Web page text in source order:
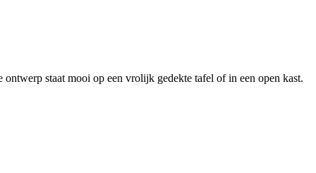
staat mooi op een vrolijk gedekte tafel of in een open kast.